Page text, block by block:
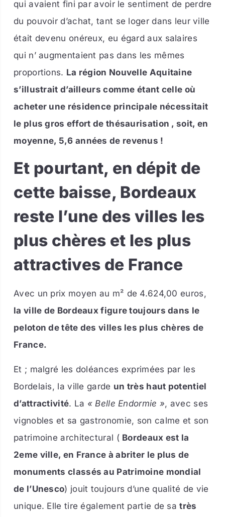
qui avaient fini par avoir le sentiment de perdre
du pouvoir d’achat, tant se loger dans leur ville
était devenu onéreux, eu égard aux salaires
qui n’ augmentaient pas dans les mêmes
proportions. La région Nouvelle Aquitaine
s’illustrait d’ailleurs comme étant celle où
acheter une résidence principale nécessitait
le plus gros effort de thésaurisation , soit, en
moyenne, 5,6 années de revenus !
Et pourtant, en dépit de
cette baisse, Bordeaux
reste l’une des villes les
plus chères et les plus
attractives de France
Avec un prix moyen au m² de 4.624,00 euros,
la ville de Bordeaux figure toujours dans le
peloton de tête des villes les plus chères de
France.
Et ; malgré les doléances exprimées par les
Bordelais, la ville garde un très haut potentiel
d’attractivité. La « Belle Endormie », avec ses
vignobles et sa gastronomie, son calme et son
patrimoine architectural ( Bordeaux est la
2eme ville, en France à abriter le plus de
monuments classés au Patrimoine mondial
de l’Unesco) jouit toujours d’une qualité de vie
unique. Elle tire également partie de satrès